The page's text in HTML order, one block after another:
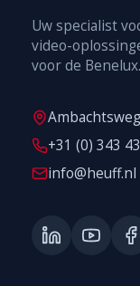
Uw specialist
video-
voor de Benelux.
+31 (0) 343
info@heuff.nl